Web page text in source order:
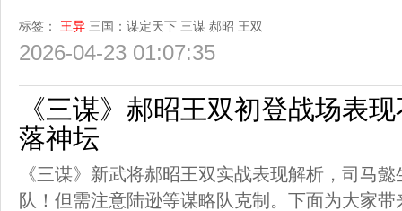
标签： 王异 三国：谋定天下 三谋 郝昭 王双
2026-04-23 01:07:35
《三谋》郝昭王双初登战场表
落神坛
《三谋》新武将郝昭王双实战表现解析，司马
队！但需注意陆逊等谋略队克制。下面为大家